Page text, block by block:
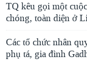
TQ kêu gọi một
chóng, toàn diện ở
Các tổ chức nhân
phụ tá, gia đình